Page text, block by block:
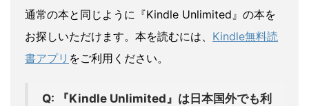
通常の本と同じように『Kindle Unlimited』の本を
お探しいただけます。本を読むには、 Kindle無料読
書アプリ をご利用ください。
Q: 『Kindle Unlimited』は日本国外でも利